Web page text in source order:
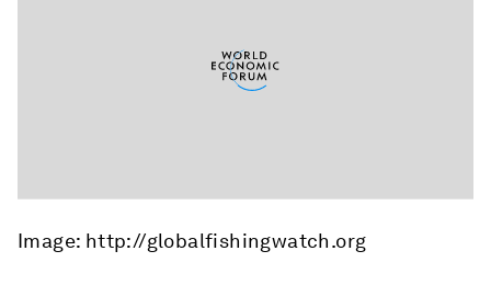
Image: http://globalfishingwatch.org